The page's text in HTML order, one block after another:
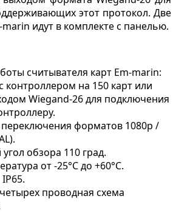
этот протокол. Две
идут в комплекте с панелью.
считывателя карт Em-marin:
контроллером на 150 карт или
Wiegand-26 для подключения
форматов 1080p /
обзора 110 град.
от -25°C до +60°C.
проводная схема